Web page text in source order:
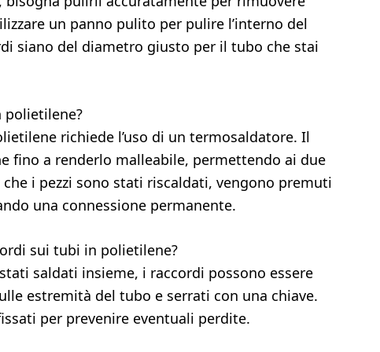
un panno pulito per pulire l’interno del
siano del diametro giusto per il tubo che stai
polietilene?
richiede l’uso di un termosaldatore. Il
fino a renderlo malleabile, permettendo ai due
i pezzi sono stati riscaldati, vengono premuti
una connessione permanente.
sui tubi in polietilene?
saldati insieme, i raccordi possono essere
estremità del tubo e serrati con una chiave.
per prevenire eventuali perdite.